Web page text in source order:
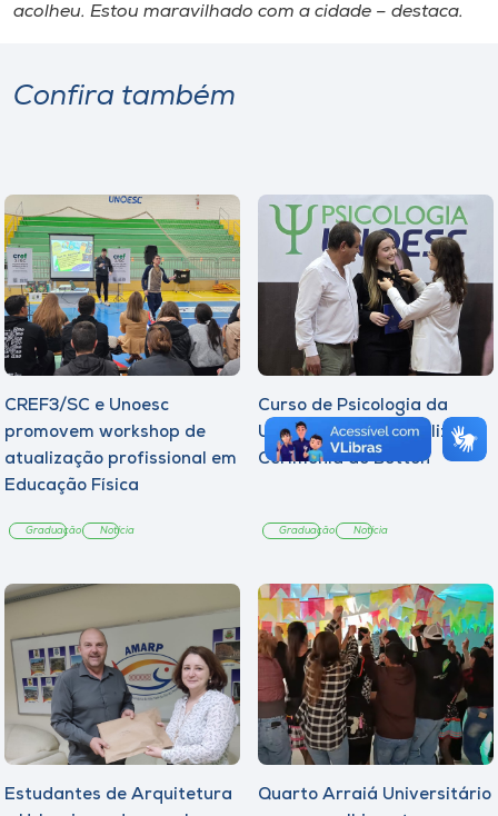
acolheu. Estou maravilhado com a cidade – destaca.
Confira também
CREF3/SC e Unoesc
promovem workshop de
atualização profissional em
Educação Física
Graduação Notícia
Curso de Psicologia da
Unoesc Joaçaba realiza 2ª
Cerimônia do Botton
Graduação Notícia
Estudantes de Arquitetura
Quarto Arraiá Universitário